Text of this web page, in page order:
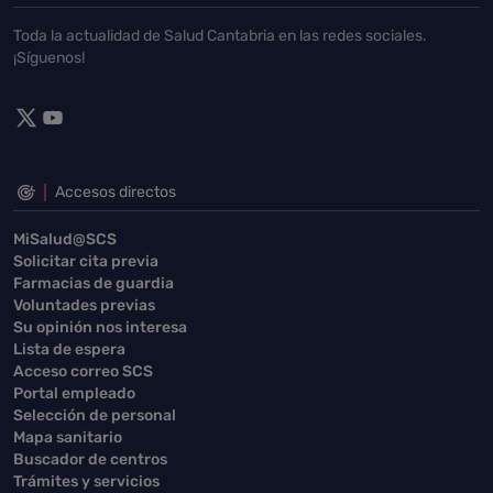
Toda la actualidad de Salud Cantabria en las redes sociales.
¡Síguenos!
Accesos directos
MiSalud@SCS
Solicitar cita previa
Farmacias de guardia
Voluntades previas
Su opinión nos interesa
Lista de espera
Acceso correo SCS
Portal empleado
Selección de personal
Mapa sanitario
Buscador de centros
Trámites y servicios